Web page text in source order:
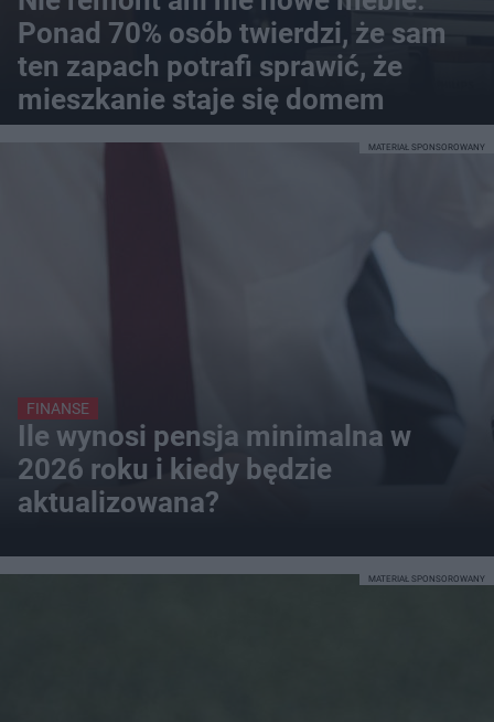
Ponad 70% osób twierdzi, że sam
ten zapach potrafi sprawić, że
mieszkanie staje się domem
FINANSE
Ile wynosi pensja minimalna w
2026 roku i kiedy będzie
aktualizowana?
MATERIAŁ SPONSOROWANY
MATERIAŁ SPONSOROWANY